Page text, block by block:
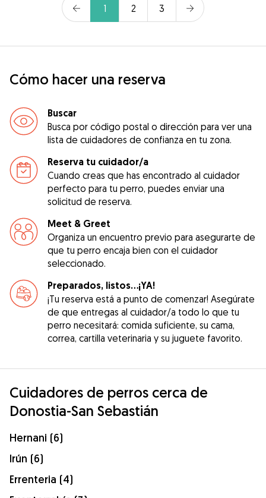
1 2 3
Cómo hacer una reserva
Buscar
Busca por código postal o dirección para ver una
lista de cuidadores de confianza en tu zona.
Reserva tu cuidador/a
Cuando creas que has encontrado al cuidador
perfecto para tu perro, puedes enviar una
solicitud de reserva.
Meet & Greet
Organiza un encuentro previo para asegurarte de
que tu perro encaja bien con el cuidador
seleccionado.
Preparados, listos...¡YA!
¡Tu reserva está a punto de comenzar! Asegúrate
de que entregas al cuidador/a todo lo que tu
perro necesitará: comida suficiente, su cama,
correa, cartilla veterinaria y su juguete favorito.
Cuidadores de perros cerca de
Donostia-San Sebastián
Hernani (6)
Irún (6)
Errenteria (4)